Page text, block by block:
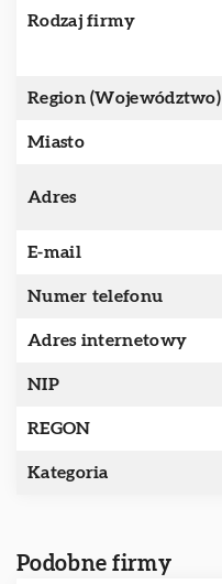
Rodzaj firmy
Region (Województwo)
Miasto
Adres
E-mail
Numer telefonu
Adres internetowy
NIP
REGON
Kategoria
Podobne firmy